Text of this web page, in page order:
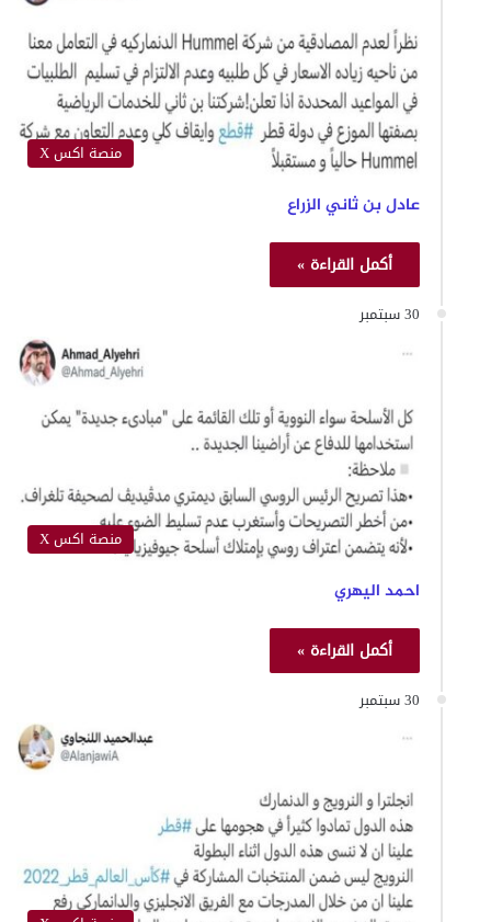
منصة اكس X
عادل بن ثاني الزراع
أكمل القراءة »
30 سبتمبر
منصة اكس X
احمد اليهري
أكمل القراءة »
30 سبتمبر